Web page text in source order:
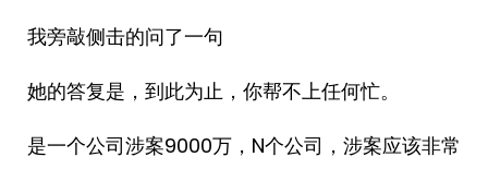
我旁敲侧击的问了一句
她的答复是，到此为止，你帮不上任何忙。
是一个公司涉案9000万，N个公司，涉案应该非常